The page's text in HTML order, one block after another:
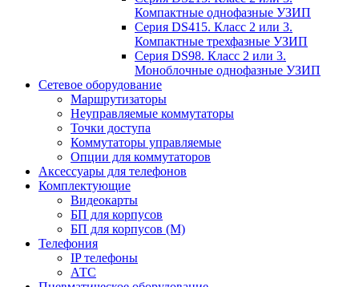
Компактные однофазные УЗИП
Серия DS415. Класс 2 или 3.
Компактные трехфазные УЗИП
Серия DS98. Класс 2 или 3.
Моноблочные однофазные УЗИП
Сетевое оборудование
Маршрутизаторы
Неуправляемые коммутаторы
Точки доступа
Коммутаторы управляемые
Опции для коммутаторов
Аксессуары для телефонов
Комплектующие
Видеокарты
БП для корпусов
БП для корпусов (М)
Телефония
IP телефоны
АТС